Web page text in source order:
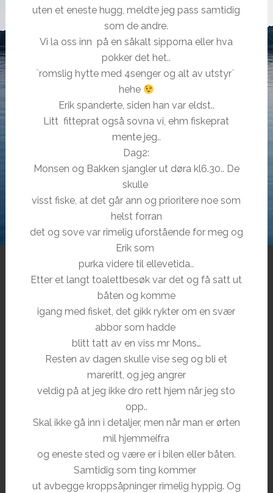
uten et eneste hugg, meldte jeg pass samtidig
som de andre.
Vi la oss inn på en såkalt sipporna eller hva
pokker det het..
¨romslig hytte med 4senger og alt av utstyr¨
hehe
Erik spanderte, siden han var eldst..
Litt fitteprat også sovna vi, ehm fiskeprat
mente jeg..
Dag2:
Monsen og Bakken sjangler ut døra kl6.30.. De
skulle
visst fiske, at det går ann og prioritere noe som
helst forran
det og sove var rimelig uforstående for meg og
Erik som
purka videre til ellevetida..
Etter et langt toalettbesøk var det og få satt ut
båten og komme
igang med fisket, det gikk rykter om en svær
abbor som hadde
blitt tatt av en viss mr Mons…
Resten av dagen skulle vise seg og bli et
mareritt, og jeg angrer
veldig på at jeg ikke dro rett hjem når jeg sto
opp..
Skal ikke gå inn i detaljer, men når man er ørten
mil hjemmeifra
og eneste sted og være er i bilen eller båten.
Samtidig som ting kommer
ut avbegge kroppsåpninger rimelig hyppig. Og